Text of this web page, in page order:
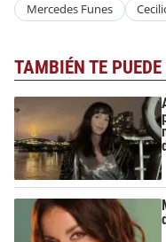
Mercedes Funes
TAMBIÉN TE